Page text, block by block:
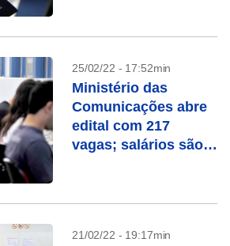
25/02/22 - 17:52min
Ministério das
Comunicações abre
edital com 217
vagas; salários são
21/02/22 - 19:17min